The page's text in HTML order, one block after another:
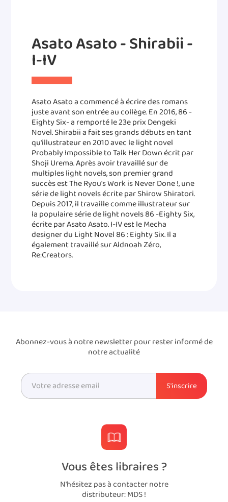
Asato Asato - Shirabii -
I-IV
Asato Asato a commencé à écrire des romans
juste avant son entrée au collège. En 2016, 86 -
Eighty Six- a remporté le 23e prix Dengeki
Novel. Shirabii a fait ses grands débuts en tant
qu'illustrateur en 2010 avec le light novel
Probably Impossible to Talk Her Down écrit par
Shoji Urema. Après avoir travaillé sur de
multiples light novels, son premier grand
succès est The Ryou's Work is Never Done !, une
série de light novels écrite par Shirow Shiratori.
Depuis 2017, il travaille comme illustrateur sur
la populaire série de light novels 86 -Eighty Six,
écrite par Asato Asato. I-IV est le Mecha
designer du Light Novel 86 : Eighty Six. Il a
également travaillé sur Aldnoah Zéro,
Re:Creators.
Abonnez-vous à notre newsletter pour rester informé de
notre actualité
Vous êtes libraires ?
N'hésitez pas à contacter notre
distributeur: MDS !